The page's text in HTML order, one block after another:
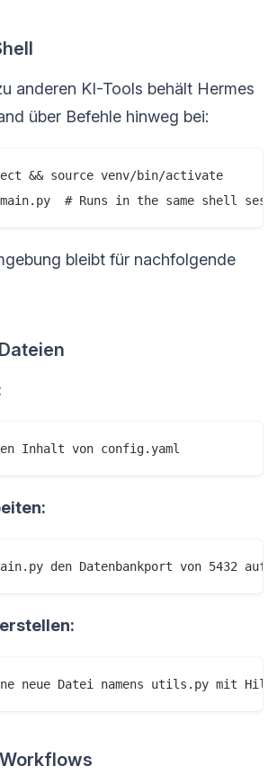
anderen KI-Tools behält Hermes
über Befehle hinweg bei:
&& source venv/bin/activate
# Runs in the same shell
bleibt für nachfolgende
Inhalt von config.yaml
den Datenbankport von 5432 auf
neue Datei namens utils.py mit